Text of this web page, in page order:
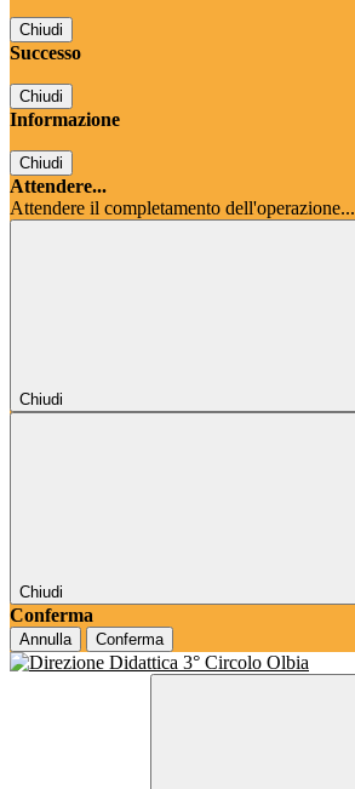
Chiudi
Successo
Chiudi
Informazione
Chiudi
Attendere...
Attendere il completamento dell'operazione...
Chiudi
Chiudi
Conferma
Annulla Conferma